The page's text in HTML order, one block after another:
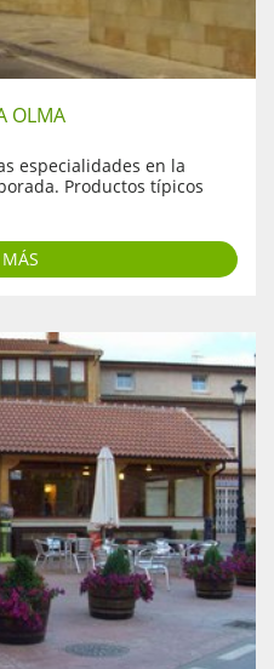
OLMA
especialidades en la
Productos típicos